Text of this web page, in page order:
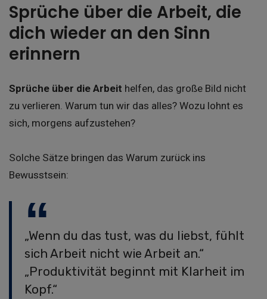
Sprüche über die Arbeit, die
dich wieder an den Sinn
erinnern
Sprüche über die Arbeit helfen, das große Bild nicht
zu verlieren. Warum tun wir das alles? Wozu lohnt es
sich, morgens aufzustehen?
Solche Sätze bringen das Warum zurück ins
Bewusstsein:
„Wenn du das tust, was du liebst, fühlt
sich Arbeit nicht wie Arbeit an.“
„Produktivität beginnt mit Klarheit im
Kopf.“